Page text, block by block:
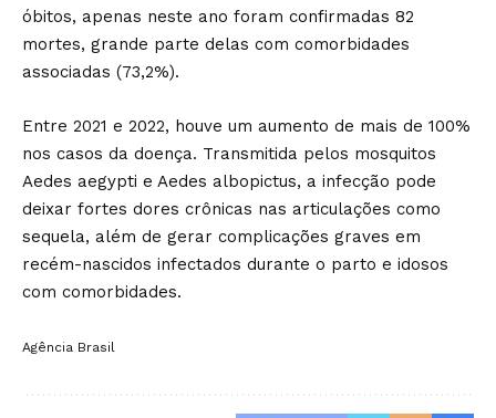
óbitos, apenas neste ano foram confirmadas 82
mortes, grande parte delas com comorbidades
associadas (73,2%).
Entre 2021 e 2022, houve um aumento de mais de 100%
nos casos da doença. Transmitida pelos mosquitos
Aedes aegypti e Aedes albopictus, a infecção pode
deixar fortes dores crônicas nas articulações como
sequela, além de gerar complicações graves em
recém-nascidos infectados durante o parto e idosos
com comorbidades.
Agência Brasil